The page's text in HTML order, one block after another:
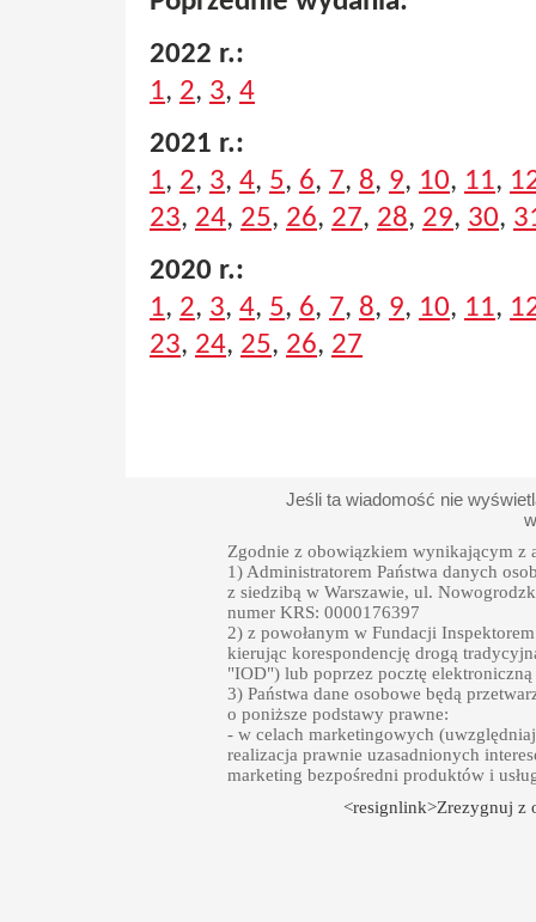
2022 r.:
1, 2, 3, 4
2021 r.:
1, 2, 3, 4, 5, 6, 7, 8, 9, 10, 11,
23, 24, 25, 26, 27, 28, 29, 30,
2020 r.:
1, 2, 3, 4, 5, 6, 7, 8, 9, 10, 11,
23, 24, 25, 26, 27
Jeśli ta wiadomość nie
Zgodnie z obowiązkiem wynikającym z
1) Administratorem Państwa danych
z siedzibą w Warszawie, ul.
numer KRS: 0000176397
2) z powołanym w Fundacji
kierując korespondencję drogą
"IOD") lub poprzez pocztę
3) Państwa dane osobowe będą
o poniższe podstawy prawne:
- w celach marketingowych
realizacja prawnie uzasadnionych
marketing bezpośredni produktów i
<resignlink>Zrezygnuj z